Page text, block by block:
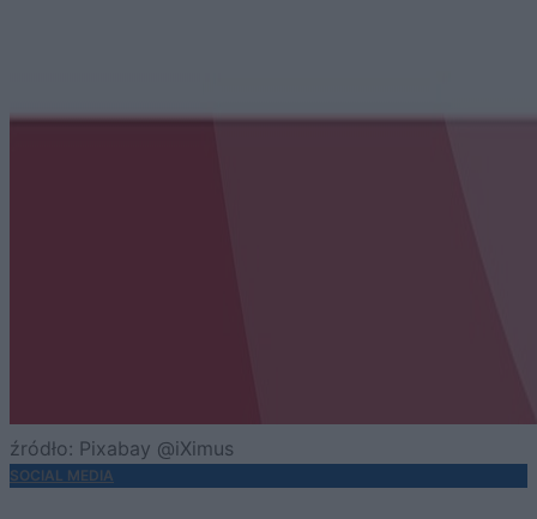
źródło: Pixabay @iXimus
SOCIAL MEDIA